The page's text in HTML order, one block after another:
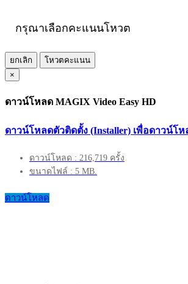
กรุณาเลือกคะแนนโหวต
ยกเลิก
โหวตคะแนน
×
ดาวน์โหลด MAGIX Video Easy HD
ดาวน์โหลดตัวติดตั้ง (Installer) เพื่อดาวน์โ
ดาวน์โหลด : 216,719 ครั้ง
ขนาดไฟล์ : 5 MB.
ดาวน์โหลด